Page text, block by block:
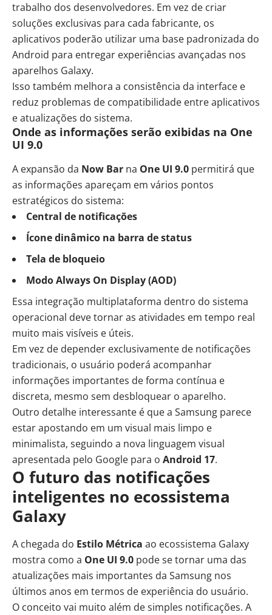
trabalho dos desenvolvedores. Em vez de criar
soluções exclusivas para cada fabricante, os
aplicativos poderão utilizar uma base padronizada do
Android para entregar experiências avançadas nos
aparelhos Galaxy.
Isso também melhora a consistência da interface e
reduz problemas de compatibilidade entre aplicativos
e atualizações do sistema.
Onde as informações serão exibidas na One
UI 9.0
A expansão da Now Bar na One UI 9.0 permitirá que
as informações apareçam em vários pontos
estratégicos do sistema:
Central de notificações
Ícone dinâmico na barra de status
Tela de bloqueio
Modo Always On Display (AOD)
Essa integração multiplataforma dentro do sistema
operacional deve tornar as atividades em tempo real
muito mais visíveis e úteis.
Em vez de depender exclusivamente de notificações
tradicionais, o usuário poderá acompanhar
informações importantes de forma contínua e
discreta, mesmo sem desbloquear o aparelho.
Outro detalhe interessante é que a Samsung parece
estar apostando em um visual mais limpo e
minimalista, seguindo a nova linguagem visual
apresentada pelo Google para o Android 17.
O futuro das notificações
inteligentes no ecossistema
Galaxy
A chegada do Estilo Métrica ao ecossistema Galaxy
mostra como a One UI 9.0 pode se tornar uma das
atualizações mais importantes da Samsung nos
últimos anos em termos de experiência do usuário.
O conceito vai muito além de simples notificações. A